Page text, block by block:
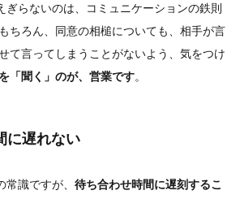
ぎらないのは、コミュニケーションの鉄則
ちろん、同意の相槌についても、相手が言
て言ってしまうことがないよう、気をつけ
「聞く」のが、営業です。
に遅れない
識ですが、 待ち合わせ時間に遅刻するこ